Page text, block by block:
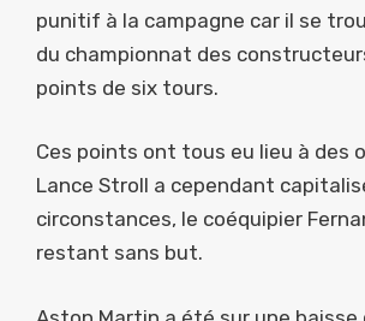
punitif à la campagne car il se
du championnat des
points de six tours.
Ces points ont tous eu lieu à des
Lance Stroll a cependant
circonstances, le coéquipier
restant sans but.